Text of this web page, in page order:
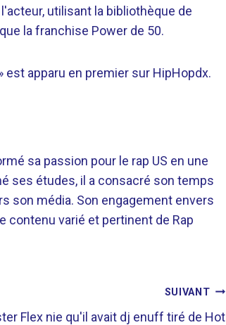
utilisant la bibliothèque de
la franchise Power de 50.
apparu en premier sur HipHopdx.
sa passion pour le rap US en une
ses études, il a consacré son temps
son média. Son engagement envers
contenu varié et pertinent de Rap
SUIVANT
Flex nie qu'il avait dj enuff tiré de Hot